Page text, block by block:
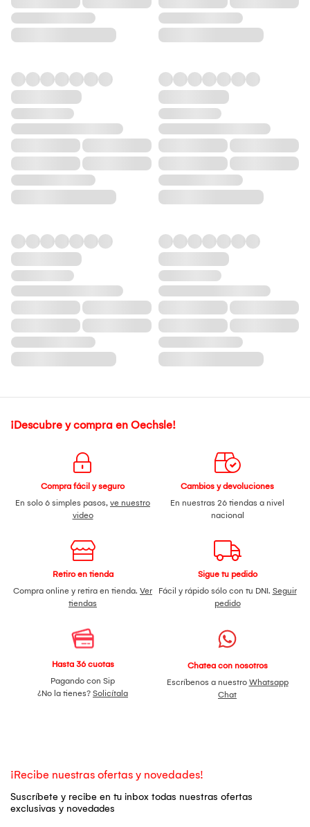
¡Descubre y compra en Oechsle!
Compra fácil y seguro
En solo 6 simples pasos, ve nuestro
video
Cambios y devoluciones
En nuestras 26 tiendas a nivel
nacional
Retiro en tienda
Compra online y retira en tienda. Ver
tiendas
Sigue tu pedido
Fácil y rápido sólo con tu DNI. Seguir
pedido
Hasta 36 cuotas
Pagando con Sip
¿No la tienes? Solicítala
Chatea con nosotros
Escríbenos a nuestro Whatsapp
Chat
¡Recibe nuestras ofertas y novedades!
Suscríbete y recibe en tu inbox todas nuestras ofertas
exclusivas y novedades